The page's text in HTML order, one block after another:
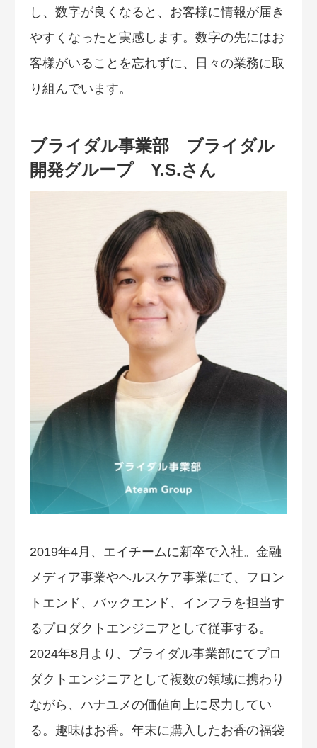
し、数字が良くなると、お客様に情報が届き
やすくなったと実感します。数字の先にはお
客様がいることを忘れずに、日々の業務に取
り組んでいます。
ブライダル事業部 ブライダル
開発グループ Y.S.さん
2019年4月、エイチームに新卒で入社。金融
メディア事業やヘルスケア事業にて、フロン
トエンド、バックエンド、インフラを担当す
るプロダクトエンジニアとして従事する。
2024年8月より、ブライダル事業部にてプロ
ダクトエンジニアとして複数の領域に携わり
ながら、ハナユメの価値向上に尽力してい
る。趣味はお香。年末に購入したお香の福袋